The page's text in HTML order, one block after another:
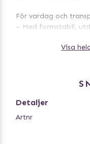
För vardag och
– Med formstabil,
– Med 4 handtag
– Formbevarande
Visa
Detaljer
Artnr